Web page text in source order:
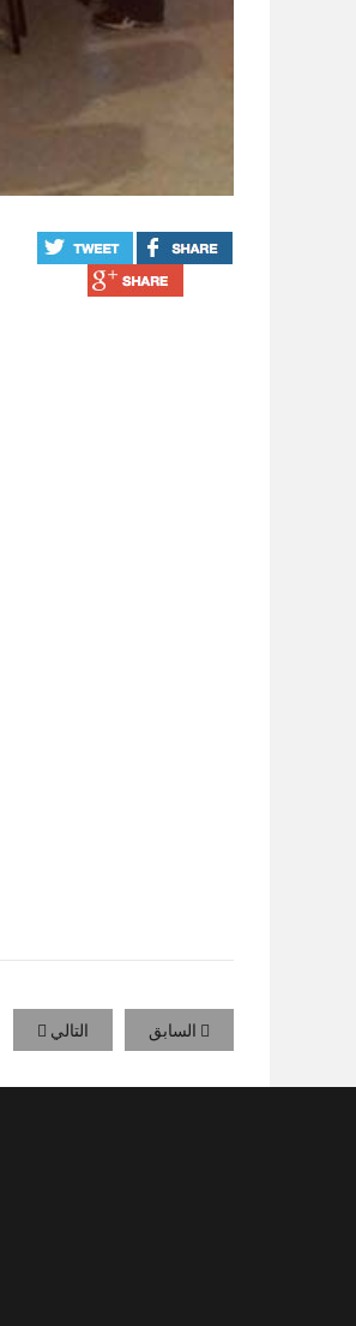
السابق التالي